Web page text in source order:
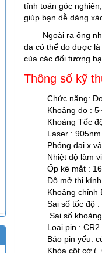
tính toán góc
giúp bạn dễ dàng
Ngoài ra ống
đa có thể đo được
của các đối tương
Thông số kỹ
Chức năng:
Khoảng đo :
Khoảng Tốc
Laser : 905nm
Phóng đại x
Nhiệt độ làm
Ốp kê mắt :
Độ mở thị
Khoảng chỉnh
Sai số tốc độ :
Sai số
Loại pin :
Báo pin yếu:
Khóa cột cờ (